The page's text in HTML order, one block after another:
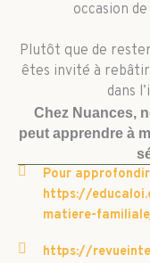
occasion
Plutôt que de
êtes invité à
dans
Chez Nuances,
peut apprendre à
Pour
https://
matiere-
https://